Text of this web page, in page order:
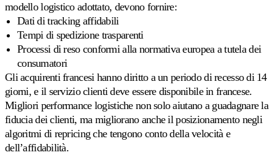
modello logistico adottato, devono fornire:
Dati di tracking affidabili
Tempi di spedizione trasparenti
Processi di reso conformi alla normativa europea a tutela dei
consumatori
Gli acquirenti francesi hanno diritto a un periodo di recesso di 14
giorni, e il servizio clienti deve essere disponibile in francese.
Migliori performance logistiche non solo aiutano a guadagnare la
fiducia dei clienti, ma migliorano anche il posizionamento negli
algoritmi di repricing che tengono conto della velocità e
dell’affidabilità.